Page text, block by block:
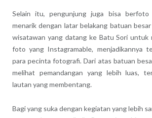
Selain itu, pengunjung juga bisa
menarik dengan latar belakang batuan
wisatawan yang datang ke Batu Sori untuk
foto yang Instagramable, menjadikannya
para pecinta fotografi. Dari atas batuan
melihat pemandangan yang lebih luas,
lautan yang membentang.
Bagi yang suka dengan kegiatan yang lebih